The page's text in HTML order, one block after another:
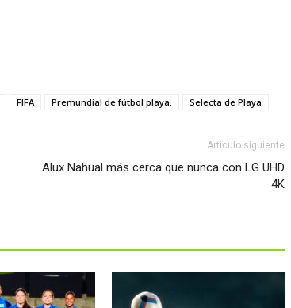
FIFA Premundial de fútbol playa. Selecta de Playa
Artículo siguiente
Alux Nahual más cerca que nunca con LG UHD
4K